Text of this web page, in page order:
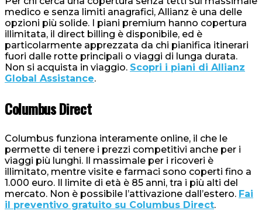
medico e senza limiti anagrafici, Allianz è una delle
opzioni più solide. I piani premium hanno copertura
illimitata, il direct billing è disponibile, ed è
particolarmente apprezzata da chi pianifica itinerari
fuori dalle rotte principali o viaggi di lunga durata.
Non si acquista in viaggio. Scopri i piani di Allianz
Global Assistance.
Columbus Direct
Columbus funziona interamente online, il che le
permette di tenere i prezzi competitivi anche per i
viaggi più lunghi. Il massimale per i ricoveri è
illimitato, mentre visite e farmaci sono coperti fino a
1.000 euro. Il limite di età è 85 anni, tra i più alti del
mercato. Non è possibile l’attivazione dall’estero. Fai
il preventivo gratuito su Columbus Direct.